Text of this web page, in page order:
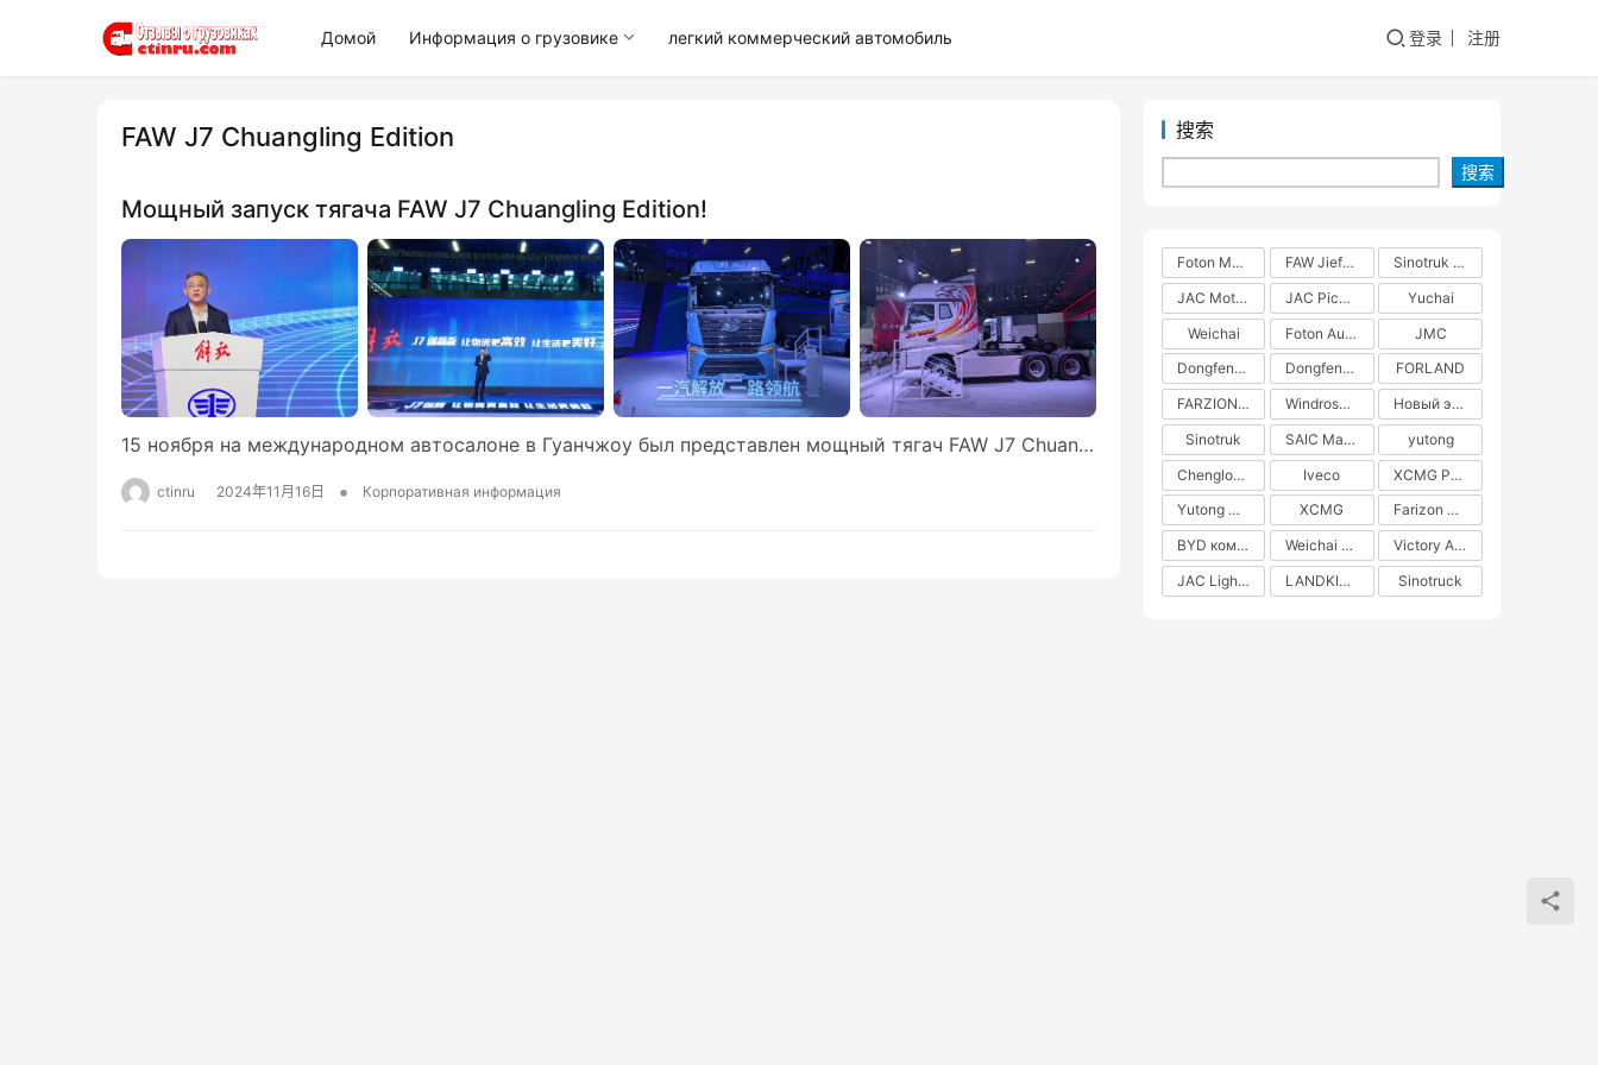
Домой Информация о грузовике легкий коммерческий автомобиль 登录 注册
FAW J7 Chuangling Edition
Мощный запуск тягача FAW J7 Chuangling Edition!
15 ноября на международном автосалоне в Гуанчжоу был представлен мощный тягач FAW J7 Chuan…
ctinru 2024年11月16日 • Корпоративная информация
搜索
搜索
Foton Motors FAW Jiefang
Sinotruk Group
JAC Motors
JAC Pickups
Yuchai
Weichai
Foton Auman
JMC
Dongfeng Commercial Vehicles
Dongfeng Liuzhou Motor
FORLAND
FARZION AUTO
Windrose Technology
Новый энергетический грузовик
Sinotruk
SAIC Maxus
yutong
Chenglong H5
Iveco
XCMG Pure Electric Heavy Truck
Yutong Heavy Truck
XCMG
Farizon New Energy
BYD коммерческие автомобили на новых источниках энергии
Weichai Power
Victory Auto
JAC Light Truck
LANDKING Sinotruck